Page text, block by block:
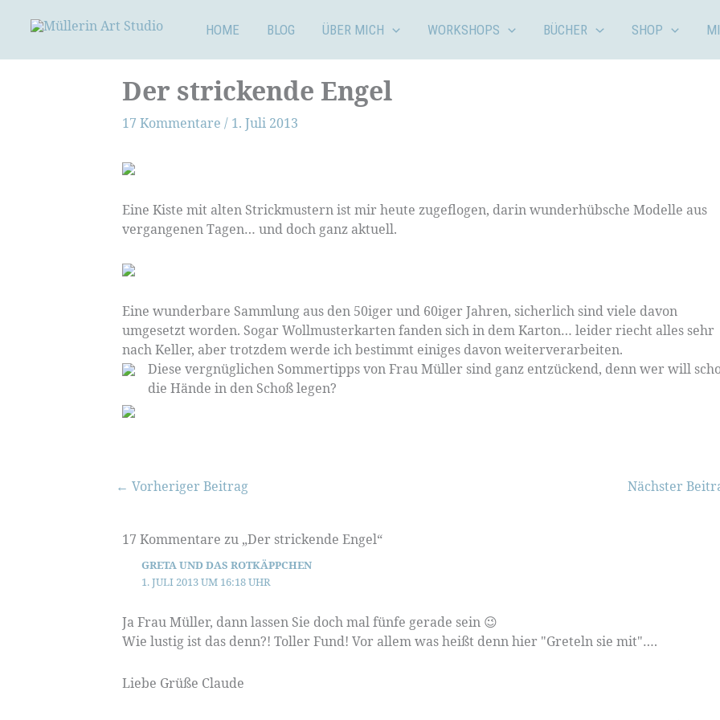
Inhalt
HOME BLOG ÜBER MICH WORKSHOPS BÜCHER SHOP
Der strickende Engel
17 Kommentare / 1. Juli 2013
Eine Kiste mit alten Strickmustern ist mir heute zugeflogen, darin wunderhübsche Modelle aus
vergangenen Tagen… und doch ganz aktuell.
Eine wunderbare Sammlung aus den 50iger und 60iger Jahren, sicherlich sind viele davon
umgesetzt worden. Sogar Wollmusterkarten fanden sich in dem Karton… leider riecht alles sehr
nach Keller, aber trotzdem werde ich bestimmt einiges davon weiterverarbeiten.
Diese vergnüglichen Sommertipps von Frau Müller sind ganz entzückend, denn wer will
die Hände in den Schoß legen?
← Vorheriger Beitrag Nächster
17 Kommentare zu „Der strickende Engel“
GRETA UND DAS ROTKÄPPCHEN
1. JULI 2013 UM 16:18 UHR
Ja Frau Müller, dann lassen Sie doch mal fünfe gerade sein 😉
Wie lustig ist das denn?! Toller Fund! Vor allem was heißt denn hier "Greteln sie mit"….
Liebe Grüße Claude